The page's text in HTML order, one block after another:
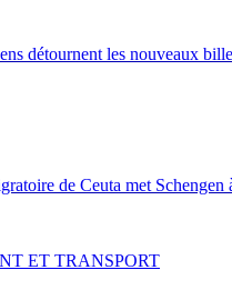
détournent les nouveaux
de Ceuta met Schengen
ET TRANSPORT